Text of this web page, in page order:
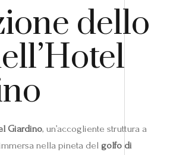
dello
Giardino, un’accogliente struttura a
nella pineta del golfo di